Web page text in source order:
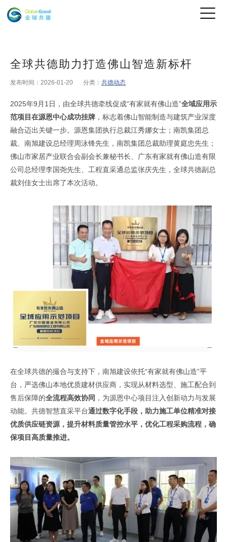
全球共德助力打造佛山智造新标杆
发布时间：2026-01-20 分类： 共德动态
2025年9月1日，由全球共德牵线促成“有家就有佛山造”全域应用示
范项目在源恩中心成功挂牌 ，标志着佛山智能制造与建筑产业深度
融合迈出关键一步。源恩集团执行总裁江秀娜女士；南凯集团总
裁、南旭建设总经理周泳锋先生，南凯集团总裁助理黄庭忠先生；
佛山市家居产业联合会副会长兼秘书长、广东有家就有佛山造有限
公司总经理李国尧先生、工程直采通总监张庆先生，全球共德副总
裁刘佳女士出席了本次活动。
在全球共德的撮合与支持下，南旭建设依托“有家就有佛山造”平
台，严选佛山本地优质建材供应商，实现从材料选型、施工配合到
售后保障的全流程高效协同 ，为源恩中心项目注入创新动力与发展
动能。共德智慧直采平台通过数字化手段，助力施工单位精准对接
优质供应链资源，提升材料质量管控水平，优化工程采购流程，确
保项目高质量推进。